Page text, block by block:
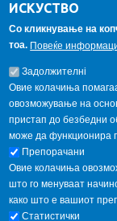
ГАЛЕРИЈА
ИСКУСТВО
Со кликнување на
тоа. Повеќе
Задолжителнi
Овие колачиња
овозможување на
пристап до безбедни
може да функционира
Препорачани
Овие колачиња
што го менуваат
како што е вашиот
Статистички